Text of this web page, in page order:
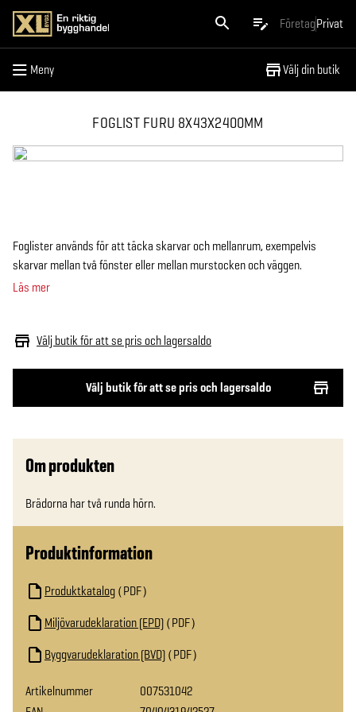
FöretagPrivat
Meny Välj din butik
Meny
FOGLIST FURU 8X43X2400MM
Välj butik för att se pris och lagersaldo
Välj butik för att se pris och lagersaldo
Foglister används för att täcka skarvar och mellanrum, exempelvis
skarvar mellan två fönster eller mellan murstocken och väggen.
Läs mer
Om produkten
Brädorna har två runda hörn.
Produktinformation
Produktkatalog PDF
Miljövarudeklaration (EPD) PDF
Byggvarudeklaration (BVD) PDF
Artikelnummer
007531042